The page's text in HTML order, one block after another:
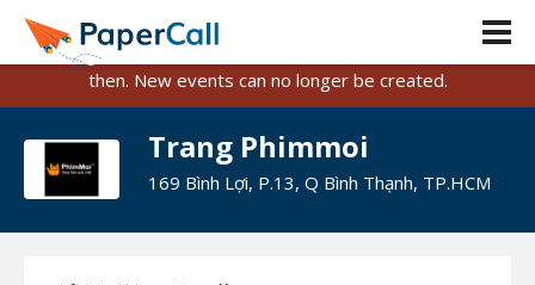
PaperCall is shutting down on August 31, 2026.
Existing events and submissions will remain available until
then. New events can no longer be created.
Trang Phimmoi
169 Bình Lợi, P.13, Q Bình Thạnh, TP.HCM